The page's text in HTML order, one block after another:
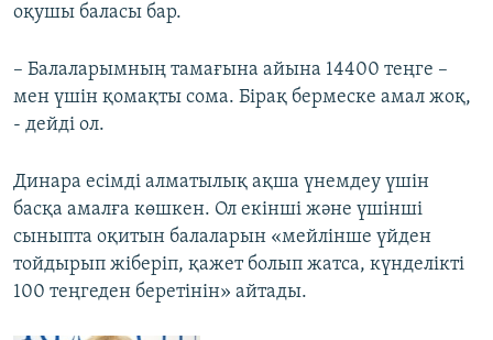
оқушы баласы бар.
– Балаларымның тамағына айына 14400 теңге –
мен үшін қомақты сома. Бірақ бермеске амал жоқ,
- дейді ол.
Динара есімді алматылық ақша үнемдеу үшін
басқа амалға көшкен. Ол екінші және үшінші
сыныпта оқитын балаларын «мейлінше үйден
тойдырып жіберіп, қажет болып жатса, күнделікті
100 теңгеден беретінін» айтады.